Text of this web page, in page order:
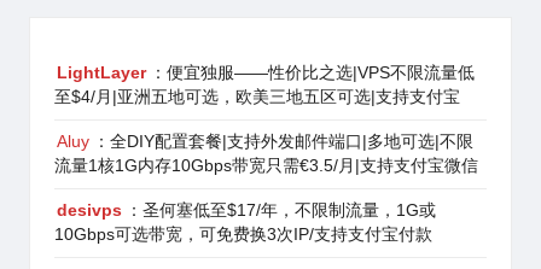
LightLayer ：便宜独服——性价比之选|VPS不限流量低
至$4/月|亚洲五地可选，欧美三地五区可选|支持支付宝
Aluy ：全DIY配置套餐|支持外发邮件端口|多地可选|不限
流量1核1G内存10Gbps带宽只需€3.5/月|支持支付宝微信
desivps
：圣何塞低至$17/年，不限制流量，1G或
10Gbps可选带宽，可免费换3次IP/支持支付宝付款